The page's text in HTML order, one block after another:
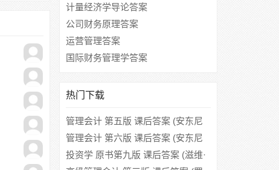
计量经济学导论答案
公司财务原理答案
运营管理答案
国际财务管理学答案
热门下载
管理会计 第五版 课后答案 (安东尼
阿特金森 罗伯特卡普兰)
管理会计 第六版 课后答案 (安东尼
·A·阿特金森)
投资学 原书第九版 课后答案 (滋维·